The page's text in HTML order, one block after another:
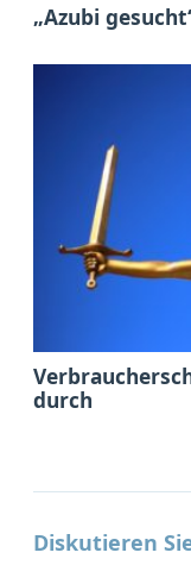
„Azubi
durch
Diskutieren